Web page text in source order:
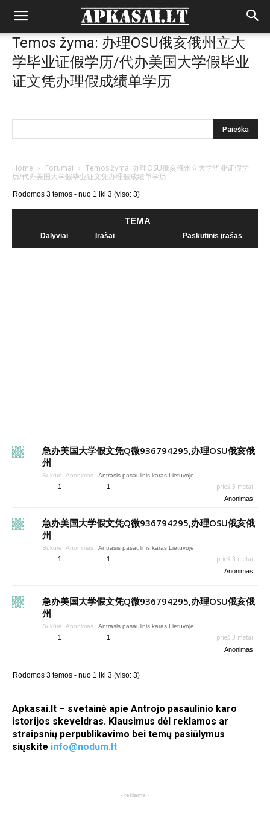
Temos žyma: 办理OSU俄亥俄州立大
学毕业证假学历/代办美国大学假毕业
证文凭办理假成绩单学历
Home › Forumai › Temos žyma: 办理OSU俄亥俄州立大学毕业证假学
历/代办美国大学假毕业证文凭办理假成绩单学历
Rodomos 3 temos - nuo 1 iki 3 (viso: 3)
TEMA
Dalyviai Įrašai Paskutinis įrašas
急办美国大学假文凭Q微936794295,办理OSU俄亥俄
州
Sukūrė: Anonimas : Antrasis pasaulinis karas Lietuvoje
1 1 prieš 3 metai
Anonimas
急办美国大学假文凭Q微936794295,办理OSU俄亥俄
州
Sukūrė: Anonimas : Antrasis pasaulinis karas Lietuvoje
1 1 prieš 3 metai
Anonimas
急办美国大学假文凭Q微936794295,办理OSU俄亥俄
州
Sukūrė: Anonimas : Antrasis pasaulinis karas Lietuvoje
1 1 prieš 3 metai
Anonimas
Rodomos 3 temos - nuo 1 iki 3 (viso: 3)
Apkasai.lt – svetainė apie Antrojo pasaulinio karo
istorijos skeveldras. Klausimus dėl reklamos ar
straipsnių perpublikavimo bei temų pasiūlymus
siųskite info@nodum.lt
- reklama -